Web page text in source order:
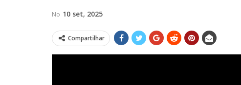
No 10 set, 2025
Compartilhar